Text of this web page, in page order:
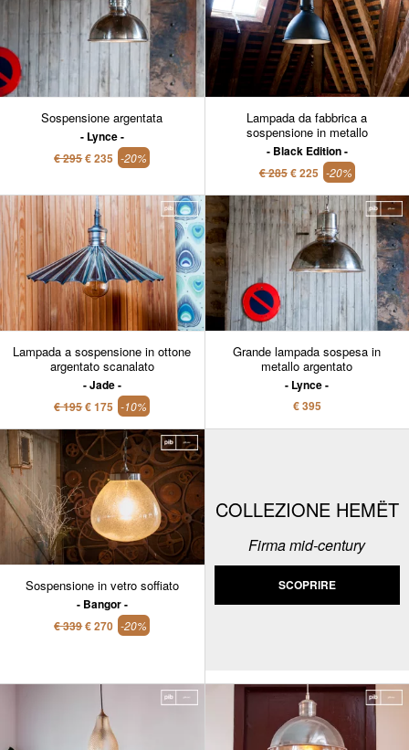
Sospensione argentata
Lynce
€ 295€ 235 -20%
Lampada da fabbrica a
sospensione in metallo
Black Edition
€ 285€ 225 -20%
Lampada a sospensione in ottone
argentato scanalato
Jade
€ 195€ 175 -10%
Grande lampada sospesa in
metallo argentato
Lynce
€ 395
Sospensione in vetro soffiato
Bangor
€ 339€ 270 -20%
COLLEZIONE HEMËT
Firma mid-century
SCOPRIRE